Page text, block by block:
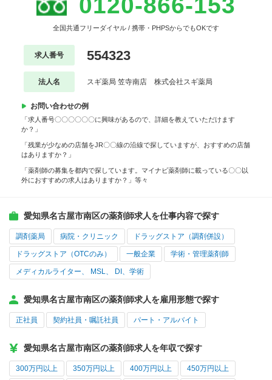
0120-866-153
全国共通フリーダイヤル / 携帯・PHPSからでもOKです
求人番号 554323
法人名 スギ薬局 笠寺南店 株式会社スギ薬局
お問い合わせの例
「求人番号〇〇〇〇〇〇に興味があるので、詳細を教えていただけます
か？」
「残業が少なめの店舗をJR〇〇線の沿線で探していますが、おすすめの店舗
はありますか？」
「薬剤師の募集を都内で探しています。マイナビ薬剤師に載っている〇〇以
外におすすめの求人はありますか？」等々
愛知県名古屋市南区の薬剤師求人を仕事内容で探す
調剤薬局 病院・クリニック ドラッグストア（調剤併設）
ドラッグストア（OTCのみ） 一般企業 学術・管理薬剤師
メディカルライター、 MSL、 DI、学術
愛知県名古屋市南区の薬剤師求人を雇用形態で探す
正社員 契約社員・嘱託社員 パート・アルバイト
愛知県名古屋市南区の薬剤師求人を年収で探す
300万円以上 350万円以上 400万円以上 450万円以上